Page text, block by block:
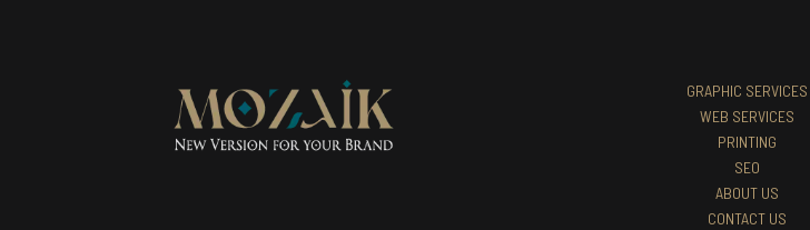
GRAPHIC SERVICES
WEB SERVICES
PRINTING
SEO
ABOUT US
CONTACT US